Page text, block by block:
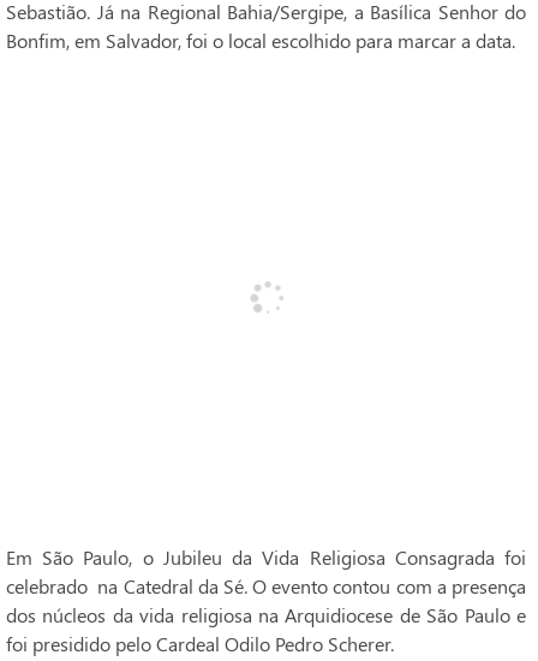
Sebastião. Já na Regional Bahia/Sergipe, a Basílica Senhor do
Bonfim, em Salvador, foi o local escolhido para marcar a data.
Em São Paulo, o Jubileu da Vida Religiosa Consagrada foi
celebrado na Catedral da Sé. O evento contou com a presença
dos núcleos da vida religiosa na Arquidiocese de São Paulo e
foi presidido pelo Cardeal Odilo Pedro Scherer.